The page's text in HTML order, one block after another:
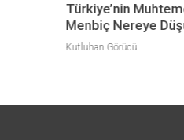
Operasyonunda